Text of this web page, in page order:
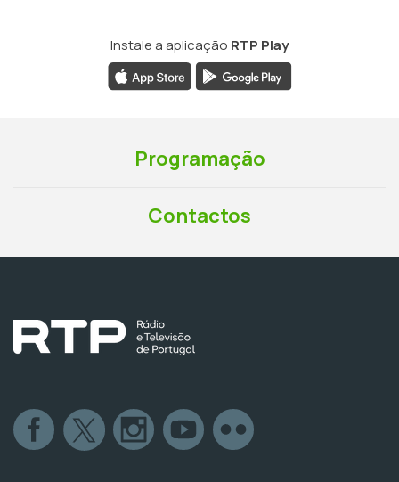
Instale a aplicação RTP Play
Programação
Contactos